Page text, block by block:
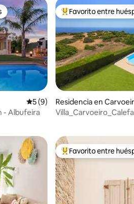
huéspedes
Calificación promedio: 5 de 5;
5 (9)
- Albufeira
De los mejores en
Favorito entre
Residencia en
De los mejores en
Favorito entre